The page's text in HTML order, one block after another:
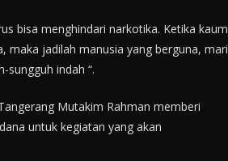
bisa menghindari narkotika. Ketika kaum
maka jadilah manusia yang berguna, mari
indah “.
Mutakim Rahman memberi
untuk kegiatan yang akan